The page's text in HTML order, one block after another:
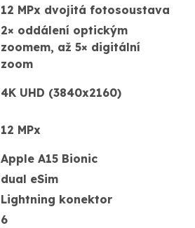
12 MPx dvojitá fotosoustava
2× oddálení optickým
zoomem, až 5× digitální
zoom
4K UHD (3840x2160)
12 MPx
Apple A15 Bionic
dual eSim
Lightning konektor
6